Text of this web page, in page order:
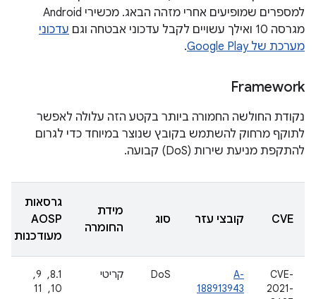
למספרים שמופיעים אחרי מזהה הבאג. מכשירי Android
מגרסה 10 ואילך עשויים לקבל עדכוני אבטחה וגם
עדכוני
מערכת של Google Play
.
Framework
נקודת החולשה החמורה ביותר בקטע הזה עלולה לאפשר
לתוקף מרחוק להשתמש בקובץ שנוצר במיוחד כדי לגרום
להתקפת מניעת שירות (DoS) קבועה.
CVE קובצי עזר סוג
מידת
החומרה
גרסאות
AOSP
מעודכנות
CVE-
2021-
A-
188913943
DoS קריטי
8.1, ‏ 9, ‏
10, ‏ 11